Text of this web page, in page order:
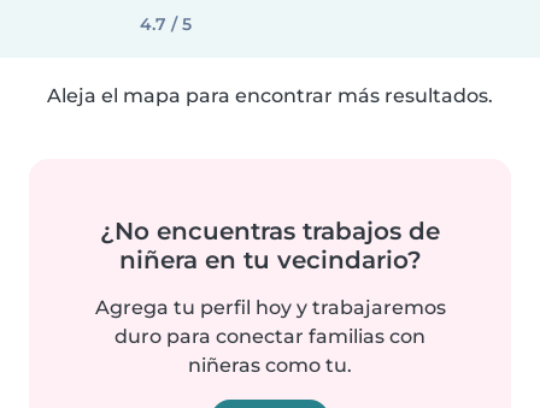
4.7 / 5
Aleja el mapa para encontrar más resultados.
¿No encuentras trabajos de
niñera en tu vecindario?
Agrega tu perfil hoy y trabajaremos
duro para conectar familias con
niñeras como tu.